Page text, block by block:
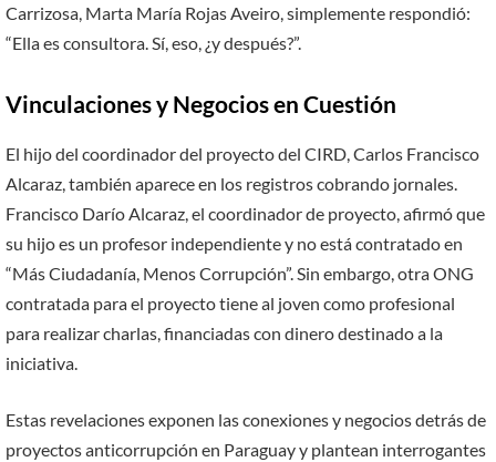
Carrizosa, Marta María Rojas Aveiro, simplemente respondió:
“Ella es consultora. Sí, eso, ¿y después?”.
Vinculaciones y Negocios en Cuestión
El hijo del coordinador del proyecto del CIRD, Carlos Francisco
Alcaraz, también aparece en los registros cobrando jornales.
Francisco Darío Alcaraz, el coordinador de proyecto, afirmó que
su hijo es un profesor independiente y no está contratado en
“Más Ciudadanía, Menos Corrupción”. Sin embargo, otra ONG
contratada para el proyecto tiene al joven como profesional
para realizar charlas, financiadas con dinero destinado a la
iniciativa.
Estas revelaciones exponen las conexiones y negocios detrás de
proyectos anticorrupción en Paraguay y plantean interrogantes